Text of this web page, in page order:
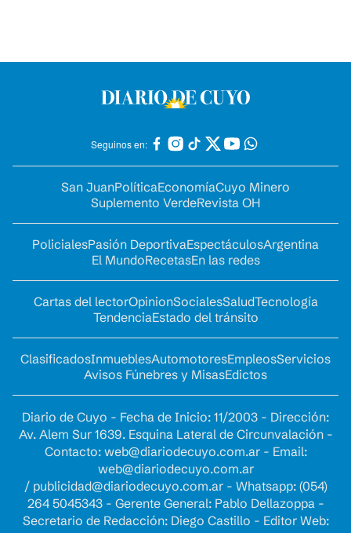
Seguinos en:
San JuanPolíticaEconomíaCuyo Minero
Suplemento VerdeRevista OH
PolicialesPasión DeportivaEspectáculosArgentina
El MundoRecetasEn las redes
Cartas del lectorOpinionSocialesSaludTecnología
TendenciaEstado del tránsito
ClasificadosInmueblesAutomotoresEmpleosServicios
Avisos Fúnebres y MisasEdictos
Diario de Cuyo - Fecha de Inicio: 11/2003 - Dirección:
Av. Alem Sur 1639. Esquina Lateral de Circunvalación -
Contacto: web@diariodecuyo.com.ar- Email:
web@diariodecuyo.com.ar
/ publicidad@diariodecuyo.com.ar- Whatsapp: (054)
264 5045343 - Gerente General: Pablo Dellazoppa -
Secretario de Redacción: Diego Castillo - Editor Web: